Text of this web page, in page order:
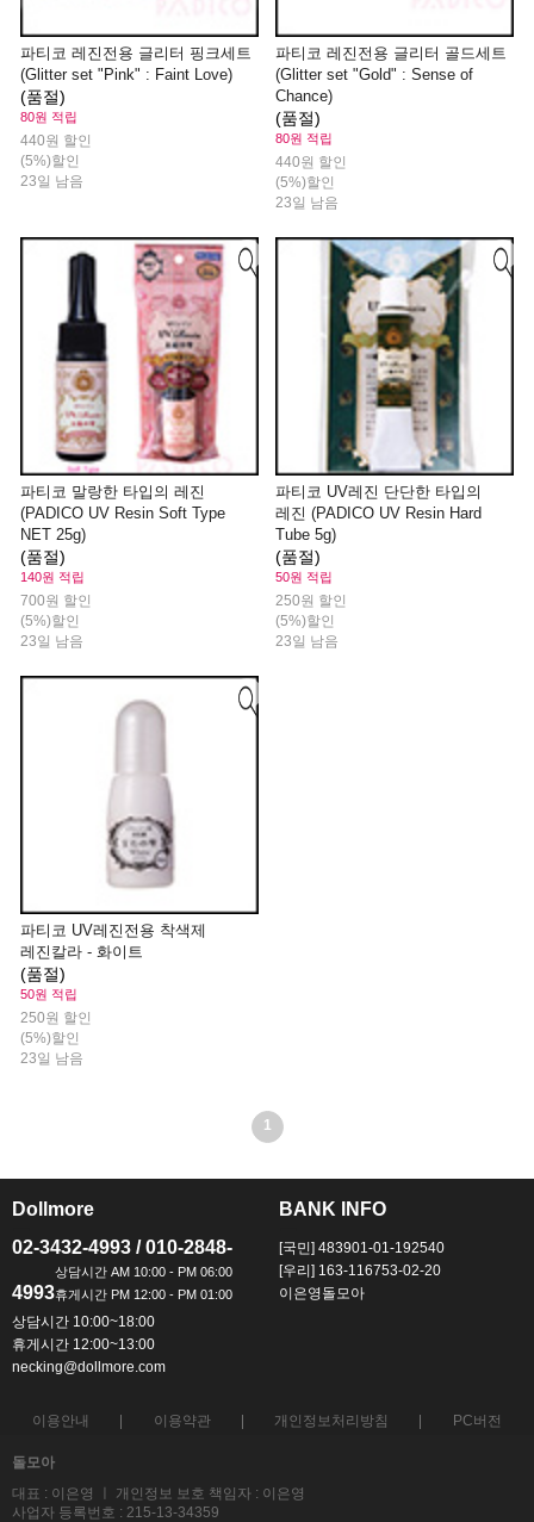
파티코 레진전용 글리터 핑크세트
(Glitter set "Pink" : Faint Love)
(품절)
80원 적립
440원 할인
(5%)할인
23일 남음
파티코 레진전용 글리터 골드세트
(Glitter set "Gold" : Sense of
Chance)
(품절)
80원 적립
440원 할인
(5%)할인
23일 남음
파티코 말랑한 타입의 레진
(PADICO UV Resin Soft Type
NET 25g)
(품절)
140원 적립
700원 할인
(5%)할인
23일 남음
파티코 UV레진 단단한 타입의
레진 (PADICO UV Resin Hard
Tube 5g)
(품절)
50원 적립
250원 할인
(5%)할인
23일 남음
파티코 UV레진전용 착색제
레진칼라 - 화이트
(품절)
50원 적립
250원 할인
(5%)할인
23일 남음
1
Dollmore
02-3432-4993 / 010-2848-
4993
상담시간 10:00~18:00
휴게시간 12:00~13:00
necking@dollmore.com
BANK INFO
[국민] 483901-01-192540
[우리] 163-116753-02-20
이은영돌모아
이용안내 이용약관 개인정보처리방침 PC버전
돌모아
대표 : 이은영 ㅣ 개인정보 보호 책임자 : 이은영
사업자 등록번호 : 215-13-34359